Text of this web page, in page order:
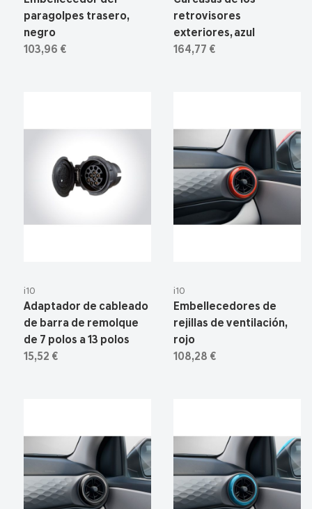
paragolpes trasero,
negro
103,96 €
retrovisores
exteriores, azul
164,77 €
i10
Adaptador de cableado
de barra de remolque
de 7 polos a 13 polos
15,52 €
i10
Embellecedores de
rejillas de ventilación,
rojo
108,28 €